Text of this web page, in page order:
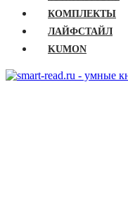
КОМПЛЕКТЫ
ЛАЙФСТАЙЛ
KUMON